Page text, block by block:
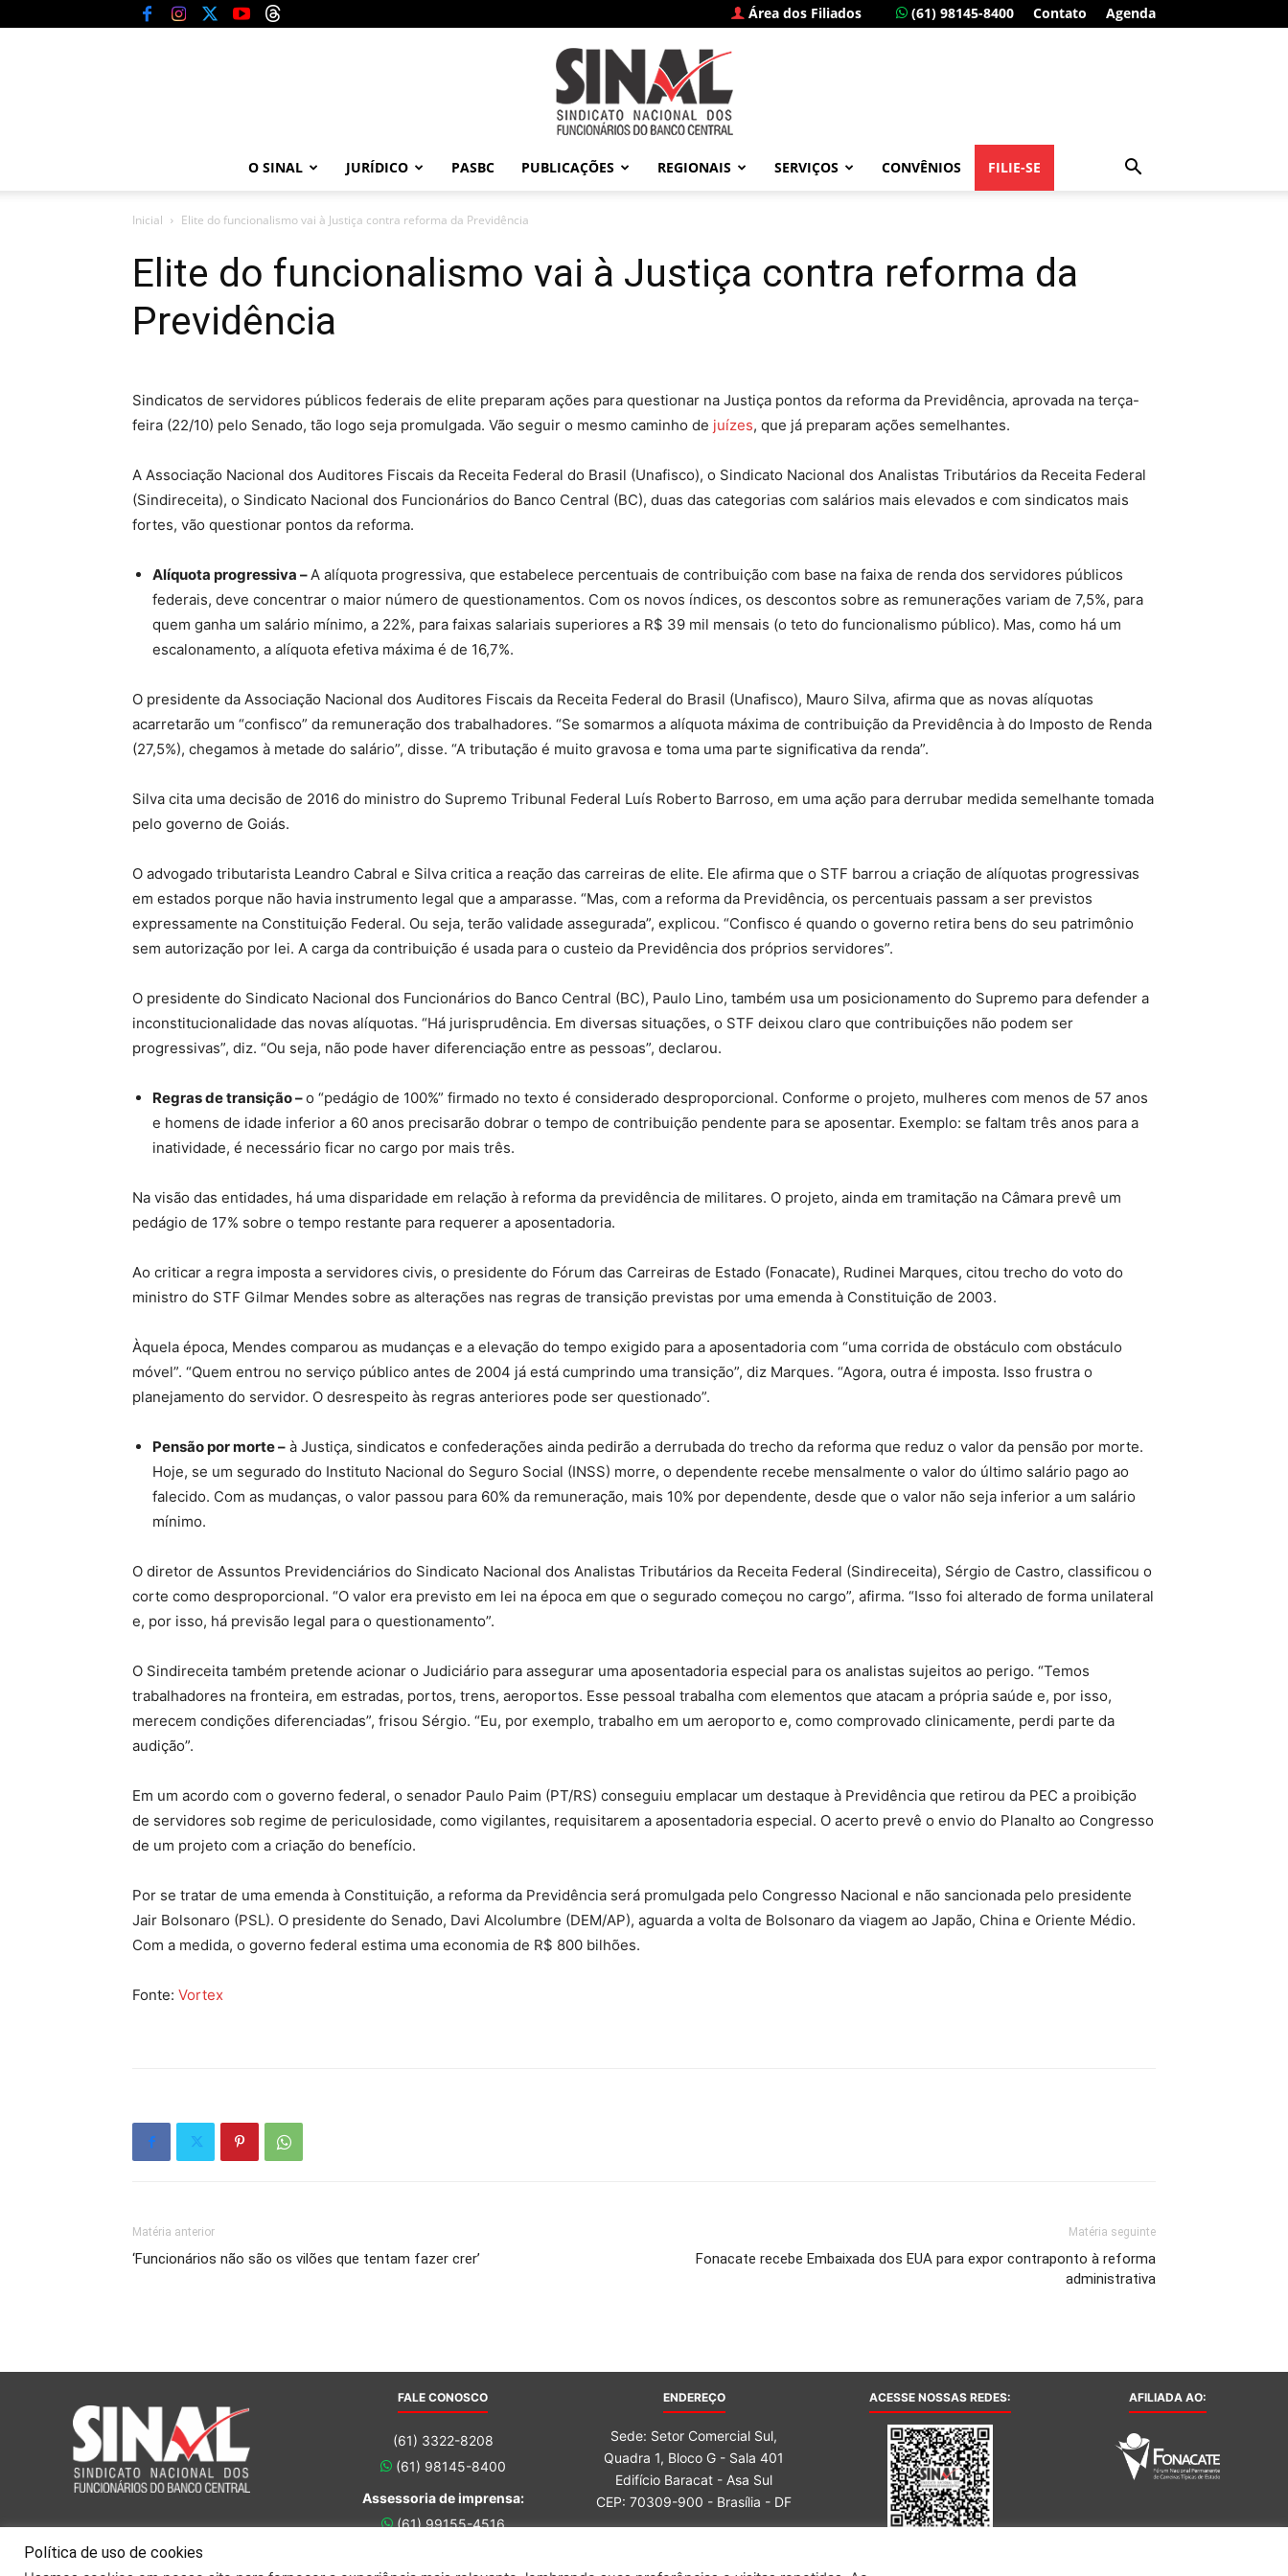
Área dos Filiados (61) 98145-8400 Contato Agenda
Nacional
dos
do
Central
O SINAL JURÍDICO PASBC PUBLICAÇÕES REGIONAIS SERVIÇOS CONVÊNIOS FILIE-SE
Inicial Elite do funcionalismo vai à Justiça contra reforma da Previdência
Elite do funcionalismo vai à Justiça contra reforma da
Previdência
Sindicatos de servidores públicos federais de elite preparam ações para questionar na Justiça pontos da reforma da Previdência, aprovada na terça-
feira (22/10) pelo Senado, tão logo seja promulgada. Vão seguir o mesmo caminho de juízes, que já preparam ações semelhantes.
A Associação Nacional dos Auditores Fiscais da Receita Federal do Brasil (Unafisco), o Sindicato Nacional dos Analistas Tributários da Receita Federal
(Sindireceita), o Sindicato Nacional dos Funcionários do Banco Central (BC), duas das categorias com salários mais elevados e com sindicatos mais
fortes, vão questionar pontos da reforma.
Alíquota progressiva –A alíquota progressiva, que estabelece percentuais de contribuição com base na faixa de renda dos servidores públicos
federais, deve concentrar o maior número de questionamentos. Com os novos índices, os descontos sobre as remunerações variam de 7,5%, para
quem ganha um salário mínimo, a 22%, para faixas salariais superiores a R$ 39 mil mensais (o teto do funcionalismo público). Mas, como há um
escalonamento, a alíquota efetiva máxima é de 16,7%.
O presidente da Associação Nacional dos Auditores Fiscais da Receita Federal do Brasil (Unafisco), Mauro Silva, afirma que as novas alíquotas
acarretarão um “confisco” da remuneração dos trabalhadores. “Se somarmos a alíquota máxima de contribuição da Previdência à do Imposto de Renda
(27,5%), chegamos à metade do salário”, disse. “A tributação é muito gravosa e toma uma parte significativa da renda”.
Silva cita uma decisão de 2016 do ministro do Supremo Tribunal Federal Luís Roberto Barroso, em uma ação para derrubar medida semelhante tomada
pelo governo de Goiás.
O advogado tributarista Leandro Cabral e Silva critica a reação das carreiras de elite. Ele afirma que o STF barrou a criação de alíquotas progressivas
em estados porque não havia instrumento legal que a amparasse. “Mas, com a reforma da Previdência, os percentuais passam a ser previstos
expressamente na Constituição Federal. Ou seja, terão validade assegurada”, explicou. “Confisco é quando o governo retira bens do seu patrimônio
sem autorização por lei. A carga da contribuição é usada para o custeio da Previdência dos próprios servidores”.
O presidente do Sindicato Nacional dos Funcionários do Banco Central (BC), Paulo Lino, também usa um posicionamento do Supremo para defender a
inconstitucionalidade das novas alíquotas. “Há jurisprudência. Em diversas situações, o STF deixou claro que contribuições não podem ser
progressivas”, diz. “Ou seja, não pode haver diferenciação entre as pessoas”, declarou.
Regras de transição –o “pedágio de 100%” firmado no texto é considerado desproporcional. Conforme o projeto, mulheres com menos de 57 anos
e homens de idade inferior a 60 anos precisarão dobrar o tempo de contribuição pendente para se aposentar. Exemplo: se faltam três anos para a
inatividade, é necessário ficar no cargo por mais três.
Na visão das entidades, há uma disparidade em relação à reforma da previdência de militares. O projeto, ainda em tramitação na Câmara prevê um
pedágio de 17% sobre o tempo restante para requerer a aposentadoria.
Ao criticar a regra imposta a servidores civis, o presidente do Fórum das Carreiras de Estado (Fonacate), Rudinei Marques, citou trecho do voto do
ministro do STF Gilmar Mendes sobre as alterações nas regras de transição previstas por uma emenda à Constituição de 2003.
Àquela época, Mendes comparou as mudanças e a elevação do tempo exigido para a aposentadoria com “uma corrida de obstáculo com obstáculo
móvel”. “Quem entrou no serviço público antes de 2004 já está cumprindo uma transição”, diz Marques. “Agora, outra é imposta. Isso frustra o
planejamento do servidor. O desrespeito às regras anteriores pode ser questionado”.
Pensão por morte – à Justiça, sindicatos e confederações ainda pedirão a derrubada do trecho da reforma que reduz o valor da pensão por morte.
Hoje, se um segurado do Instituto Nacional do Seguro Social (INSS) morre, o dependente recebe mensalmente o valor do último salário pago ao
falecido. Com as mudanças, o valor passou para 60% da remuneração, mais 10% por dependente, desde que o valor não seja inferior a um salário
mínimo.
O diretor de Assuntos Previdenciários do Sindicato Nacional dos Analistas Tributários da Receita Federal (Sindireceita), Sérgio de Castro, classificou o
corte como desproporcional. “O valor era previsto em lei na época em que o segurado começou no cargo”, afirma. “Isso foi alterado de forma unilateral
e, por isso, há previsão legal para o questionamento”.
O Sindireceita também pretende acionar o Judiciário para assegurar uma aposentadoria especial para os analistas sujeitos ao perigo. “Temos
trabalhadores na fronteira, em estradas, portos, trens, aeroportos. Esse pessoal trabalha com elementos que atacam a própria saúde e, por isso,
merecem condições diferenciadas”, frisou Sérgio. “Eu, por exemplo, trabalho em um aeroporto e, como comprovado clinicamente, perdi parte da
audição”.
Em um acordo com o governo federal, o senador Paulo Paim (PT/RS) conseguiu emplacar um destaque à Previdência que retirou da PEC a proibição
de servidores sob regime de periculosidade, como vigilantes, requisitarem a aposentadoria especial. O acerto prevê o envio do Planalto ao Congresso
de um projeto com a criação do benefício.
Por se tratar de uma emenda à Constituição, a reforma da Previdência será promulgada pelo Congresso Nacional e não sancionada pelo presidente
Jair Bolsonaro (PSL). O presidente do Senado, Davi Alcolumbre (DEM/AP), aguarda a volta de Bolsonaro da viagem ao Japão, China e Oriente Médio.
Com a medida, o governo federal estima uma economia de R$ 800 bilhões.
Fonte: Vortex
Matéria anterior
‘Funcionários não são os vilões que tentam fazer crer’
Matéria seguinte
Fonacate recebe Embaixada dos EUA para expor contraponto à reforma
administrativa
FALE CONOSCO
(61) 3322-8208
(61) 98145-8400
Assessoria de imprensa:
(61) 99155-4516
ENDEREÇO
Sede: Setor Comercial Sul,
Quadra 1, Bloco G - Sala 401
Edifício Baracat - Asa Sul
CEP: 70309-900 - Brasília - DF
ACESSE NOSSAS REDES: AFILIADA AO:
Política de uso de cookies